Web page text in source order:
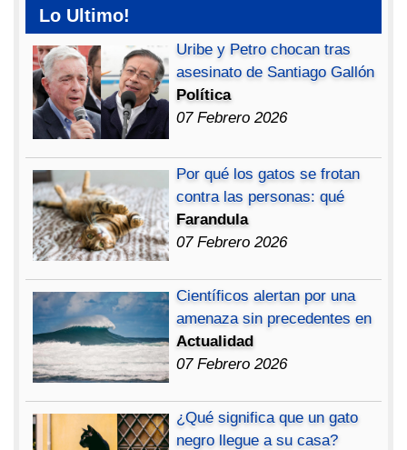
Lo Ultimo!
Uribe y Petro chocan tras
asesinato de Santiago Gallón
Política
07 Febrero 2026
Por qué los gatos se frotan
contra las personas: qué
Farandula
07 Febrero 2026
Científicos alertan por una
amenaza sin precedentes en
Actualidad
07 Febrero 2026
¿Qué significa que un gato
negro llegue a su casa?